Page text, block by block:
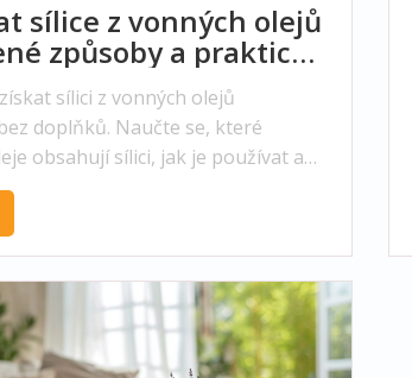
sílice z vonných olejů
způsoby a praktické
sílici z vonných olejů
doplňků. Naučte se, které
obsahují sílici, jak je používat a
dlouhodobě.